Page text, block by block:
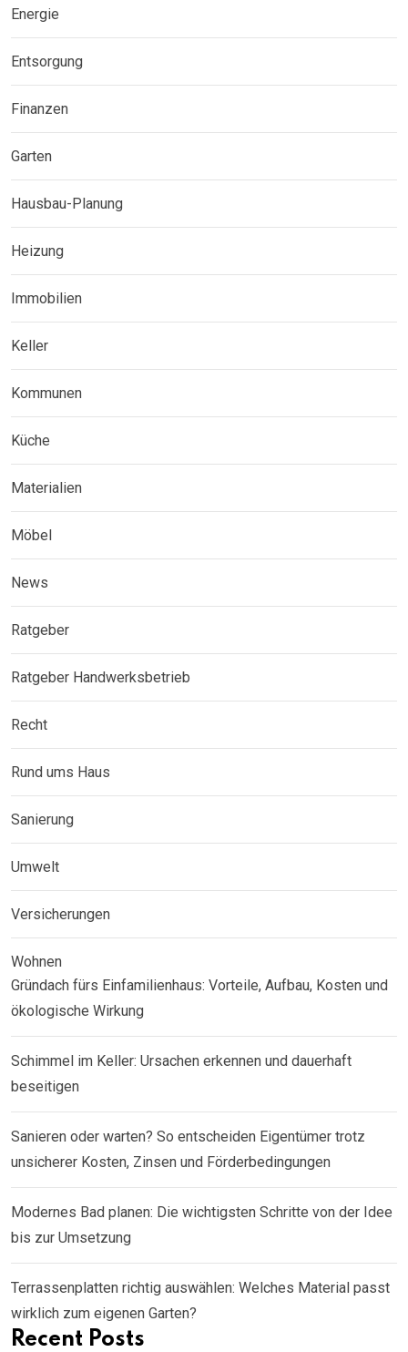
Energie
Entsorgung
Finanzen
Garten
Hausbau-Planung
Heizung
Immobilien
Keller
Kommunen
Küche
Materialien
Möbel
News
Ratgeber
Ratgeber Handwerksbetrieb
Recht
Rund ums Haus
Sanierung
Umwelt
Versicherungen
Wohnen
Gründach fürs Einfamilienhaus: Vorteile, Aufbau, Kosten und
ökologische Wirkung
Schimmel im Keller: Ursachen erkennen und dauerhaft
beseitigen
Sanieren oder warten? So entscheiden Eigentümer trotz
unsicherer Kosten, Zinsen und Förderbedingungen
Modernes Bad planen: Die wichtigsten Schritte von der Idee
bis zur Umsetzung
Terrassenplatten richtig auswählen: Welches Material passt
wirklich zum eigenen Garten?
Recent Posts